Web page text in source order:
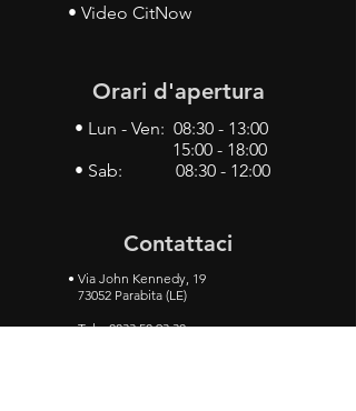
• Video CitNow
Orari d'apertura
• Lun - Ven: 08:30 - 13:00
15:00 - 18:00
• Sab: 08:30 - 12:00
Contattaci
• Via John Kennedy, 19
73052 Parabita (LE)
• Tel:0833 50 93 30